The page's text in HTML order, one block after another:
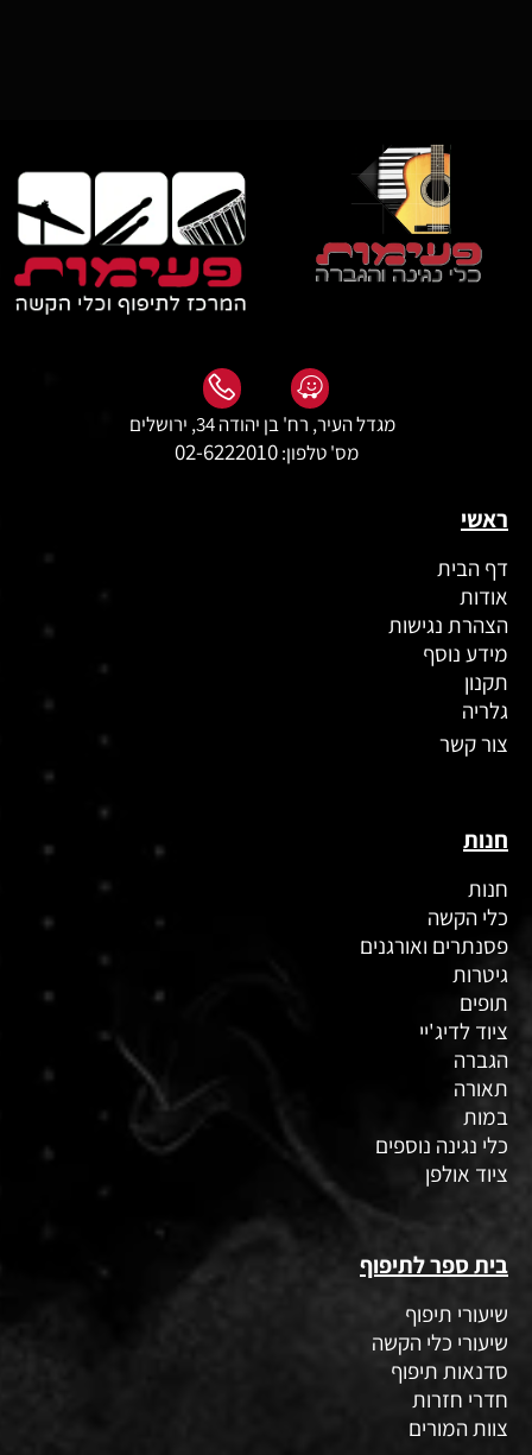
ראשי
דף הבית
אודות
תקנון
צור קשר
חנות
חנות
כלי הקשה
פסנתרים ואורגנים
גיטרות
תופים
ציוד לדיג'יי
תאורה
במות
כלי נגינה נוספים
ציוד אולפן
בית ספר לתיפוף